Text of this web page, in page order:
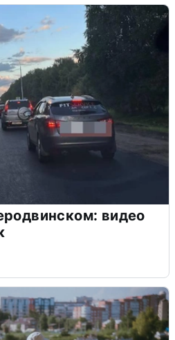
видео